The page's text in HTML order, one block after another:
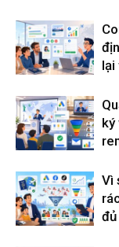
lại
ký
Vì
đủ